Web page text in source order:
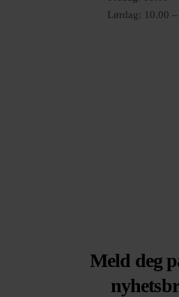
Lørdag: 10.00
Meld deg